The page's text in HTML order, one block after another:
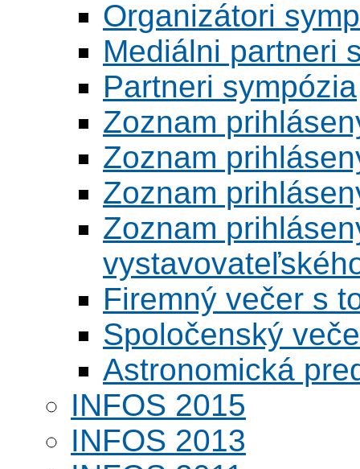
Organizátori
Mediálni partneri
Partneri sympózia
Zoznam
Zoznam
Zoznam
Zoznam
Firemný večer s
Spoločenský
Astronomická
INFOS 2015
INFOS 2013